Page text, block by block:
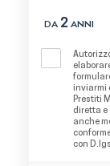
DA 2ANNI
inviarmi
Prestiti
diretta e
anche
con